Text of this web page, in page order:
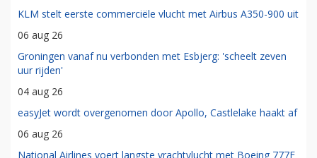
KLM stelt eerste commerciële vlucht met Airbus A350-900 uit
06 aug 26
Groningen vanaf nu verbonden met Esbjerg: 'scheelt zeven
uur rijden'
04 aug 26
easyJet wordt overgenomen door Apollo, Castlelake haakt af
06 aug 26
National Airlines voert langste vrachtvlucht met Boeing 777F